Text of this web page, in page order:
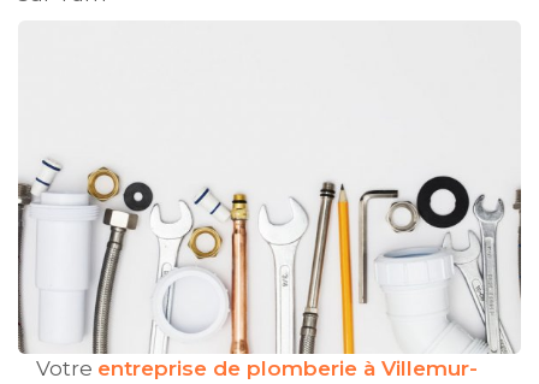
Votre entreprise de plomberie à Villemur-